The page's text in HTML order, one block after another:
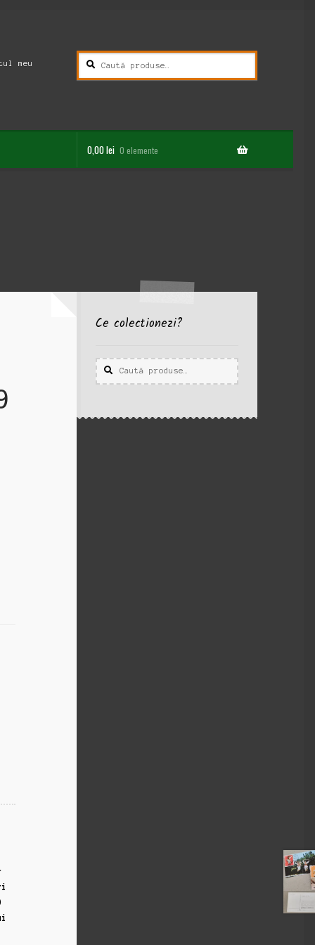
meu
Caută
după:
Caută
0,00lei 0 elemente
Ce colectionezi?
Caută
după:
Caută